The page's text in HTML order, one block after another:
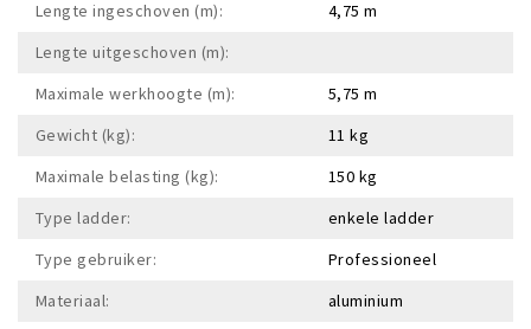
Lengte ingeschoven (m):
4,75 m
Lengte uitgeschoven (m):
Maximale werkhoogte (m):
5,75 m
Gewicht (kg):
11 kg
Maximale belasting (kg):
150 kg
Type ladder:
enkele ladder
Type gebruiker:
Professioneel
Materiaal:
aluminium